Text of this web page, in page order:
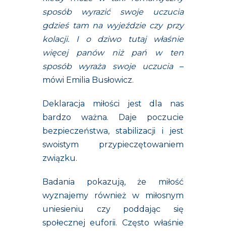
sposób wyrazić swoje uczucia
gdzieś tam na wyjeździe czy przy
kolacji. I o dziwo tutaj właśnie
więcej panów niż pań w ten
sposób wyraża swoje uczucia –
mówi Emilia Busłowicz.
Deklaracja miłości jest dla nas
bardzo ważna. Daje poczucie
bezpieczeństwa, stabilizacji i jest
swoistym przypieczętowaniem
związku.
Badania pokazują, że miłość
wyznajemy również w miłosnym
uniesieniu czy poddając się
społecznej euforii. Często właśnie